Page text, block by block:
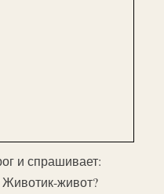
и спрашивает:
живот?